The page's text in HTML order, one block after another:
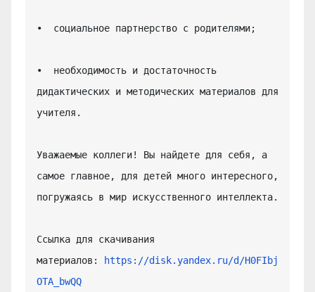
•  социальное партнерство с родителями;
•  необходимость и достаточность
дидактических и методических материалов для
учителя.
Уважаемые коллеги! Вы найдете для себя, а
самое главное, для детей много интересного,
погружаясь в мир искусственного интеллекта.
Ссылка для скачивания
материалов:
https://disk.yandex.ru/d/H0FIbj
OTA_bwQQ